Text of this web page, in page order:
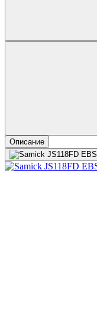
Описание